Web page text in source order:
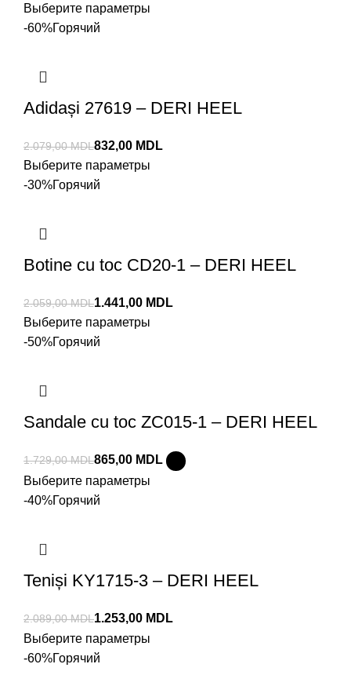
Выберите параметры
-60%Горячий
Adidași 27619 – DERI HEEL
2.079,00MDL832,00 MDL
Выберите параметры
-30%Горячий
Botine cu toc CD20-1 – DERI HEEL
2.059,00MDL1.441,00 MDL
Выберите параметры
-50%Горячий
Sandale cu toc ZC015-1 – DERI HEEL
1.729,00MDL865,00 MDL
Выберите параметры
-40%Горячий
Teniși KY1715-3 – DERI HEEL
2.089,00MDL1.253,00 MDL
Выберите параметры
-60%Горячий